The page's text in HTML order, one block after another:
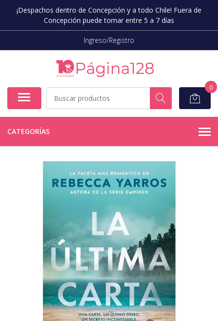
¡Despachos dentro de Concepción y a todo Chile! Fuera de
Concepción puede tomar entre 5 a 7 días
Ingreso/Registro
0
CATEGORÍAS